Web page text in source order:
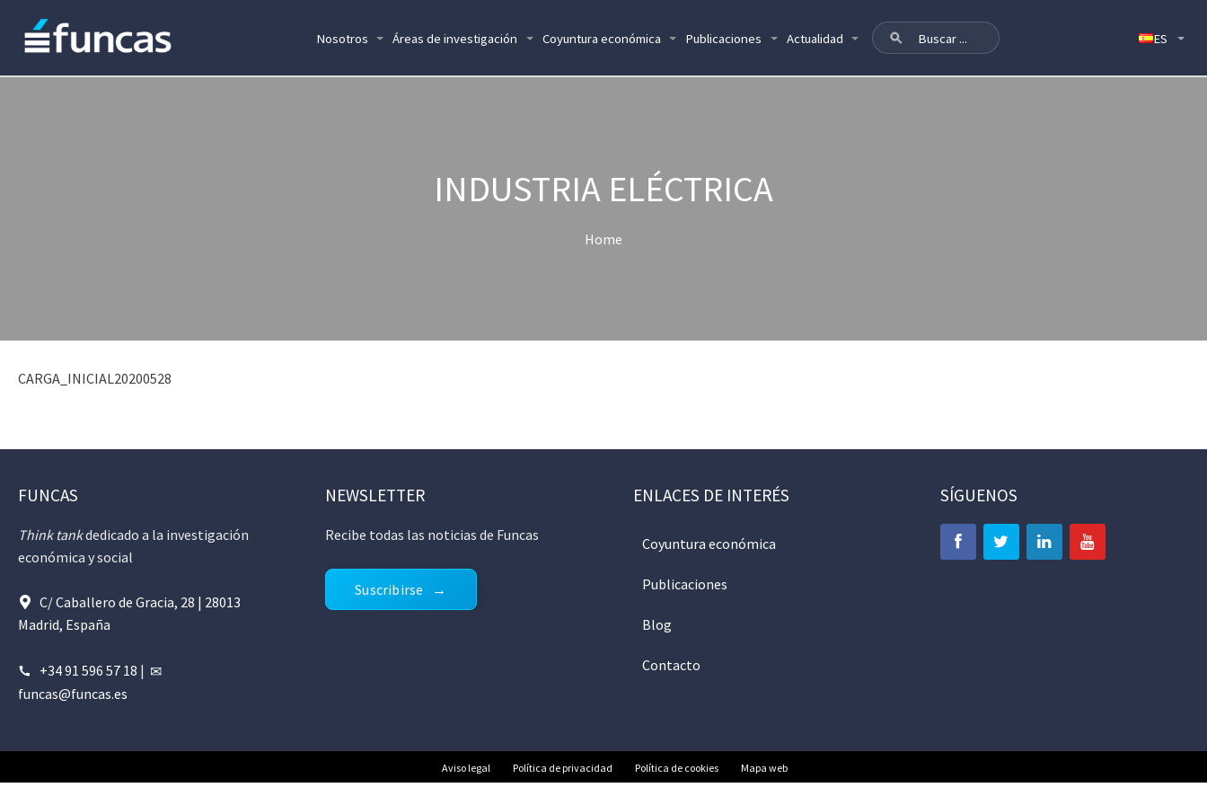
Nosotros Áreas de investigación Coyuntura económica Publicaciones Actualidad
INDUSTRIA ELÉCTRICA
Home
CARGA_INICIAL20200528
FUNCAS
Think tankdedicado a la investigación
económica y social
C/ Caballero de Gracia, 28 | 28013
Madrid, España
+34 91 596 57 18 |
funcas@funcas.es
NEWSLETTER
Recibe todas las noticias de Funcas
Suscribirse
ENLACES DE INTERÉS
Coyuntura económica
Publicaciones
Blog
Contacto
SÍGUENOS
Aviso legal Política de privacidad Política de cookies Mapa web